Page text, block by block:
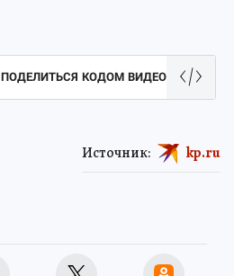
ПОДЕЛИТЬСЯ КОДОМ ВИДЕО
Источник: kp.ru